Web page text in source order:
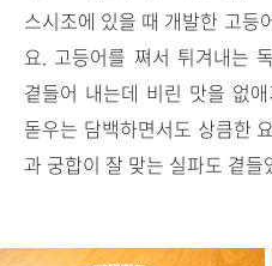
스시조에 있을 때 개발한 고등
요. 고등어를 쪄서 튀겨내는
곁들어 내는데 비린 맛을 없
돋우는 담백하면서도 상큼한
과 궁합이 잘 맞는 실파도 곁들